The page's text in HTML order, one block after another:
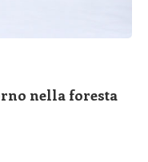
nella foresta